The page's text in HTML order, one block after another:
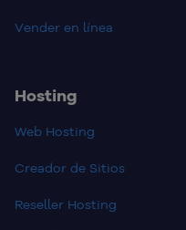
Vender en línea
Hosting
Web Hosting
Creador de Sitios
Reseller Hosting